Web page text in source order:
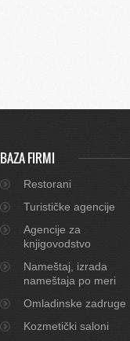
BAZA FIRMI
Restorani
Turističke agencije
Agencije za
knjigovodstvo
Nameštaj, izrada
nameštaja po meri
Omladinske zadruge
Kozmetički saloni